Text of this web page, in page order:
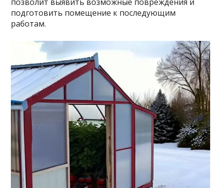
подготовить помещение к последующим
работам.